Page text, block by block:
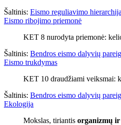
Šaltinis: Eismo reguliavimo
Eismo ribojimo priemonė
KET 8 nurodyta priemonė:
Šaltinis: Bendros eismo dalyvių
Eismo trukdymas
KET 10 draudžiami veiksmai:
Šaltinis: Bendros eismo dalyvių
Ekologija
Mokslas, tiriantis organizmų ir